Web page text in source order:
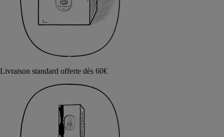
Livraison standard offerte dès 60€